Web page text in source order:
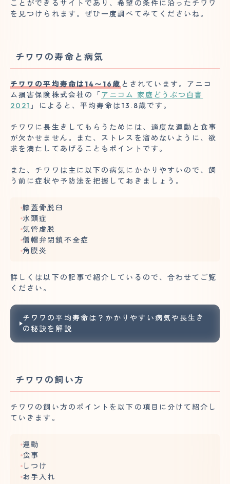
ことができるサイトであり、希望の条件に沿ったチワワ
を見つけられます。ぜひ一度調べてみてくださいね。
チワワの寿命と病気
チワワの平均寿命は14〜16歳 とされています。アニコ
ム損害保険株式会社の「アニコム 家庭どうぶつ白書
2021 」によると、平均寿命は13.8歳です。
チワワに長生きしてもらうためには、適度な運動と食事
が欠かせません。また、ストレスを溜めないように、欲
求を満たしてあげることもポイントです。
また、チワワは主に以下の病気にかかりやすいので、飼
う前に症状や予防法を把握しておきましょう。
膝蓋骨脱臼
水頭症
気管虚脱
僧帽弁閉鎖不全症
角膜炎
詳しくは以下の記事で紹介しているので、合わせてご覧
ください。
チワワの平均寿命は？かかりやすい病気や長生き
の秘訣を解説
チワワの飼い方
チワワの飼い方のポイントを以下の項目に分けて紹介し
ていきます。
運動
食事
しつけ
お手入れ